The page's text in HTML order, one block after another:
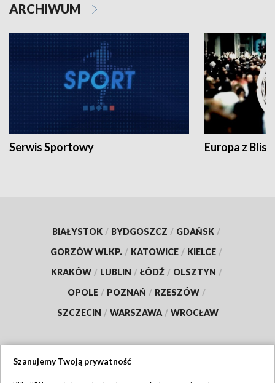
ARCHIWUM
Serwis Sportowy Europa z
BIAŁYSTOK / BYDGOSZCZ / GDAŃSK /
GORZÓW WLKP. / KATOWICE / KIELCE /
KRAKÓW / LUBLIN / ŁÓDŹ / OLSZTYN /
OPOLE / POZNAŃ / RZESZÓW /
SZCZECIN / WARSZAWA / WROCŁAW
Szanujemy Twoją prywatność